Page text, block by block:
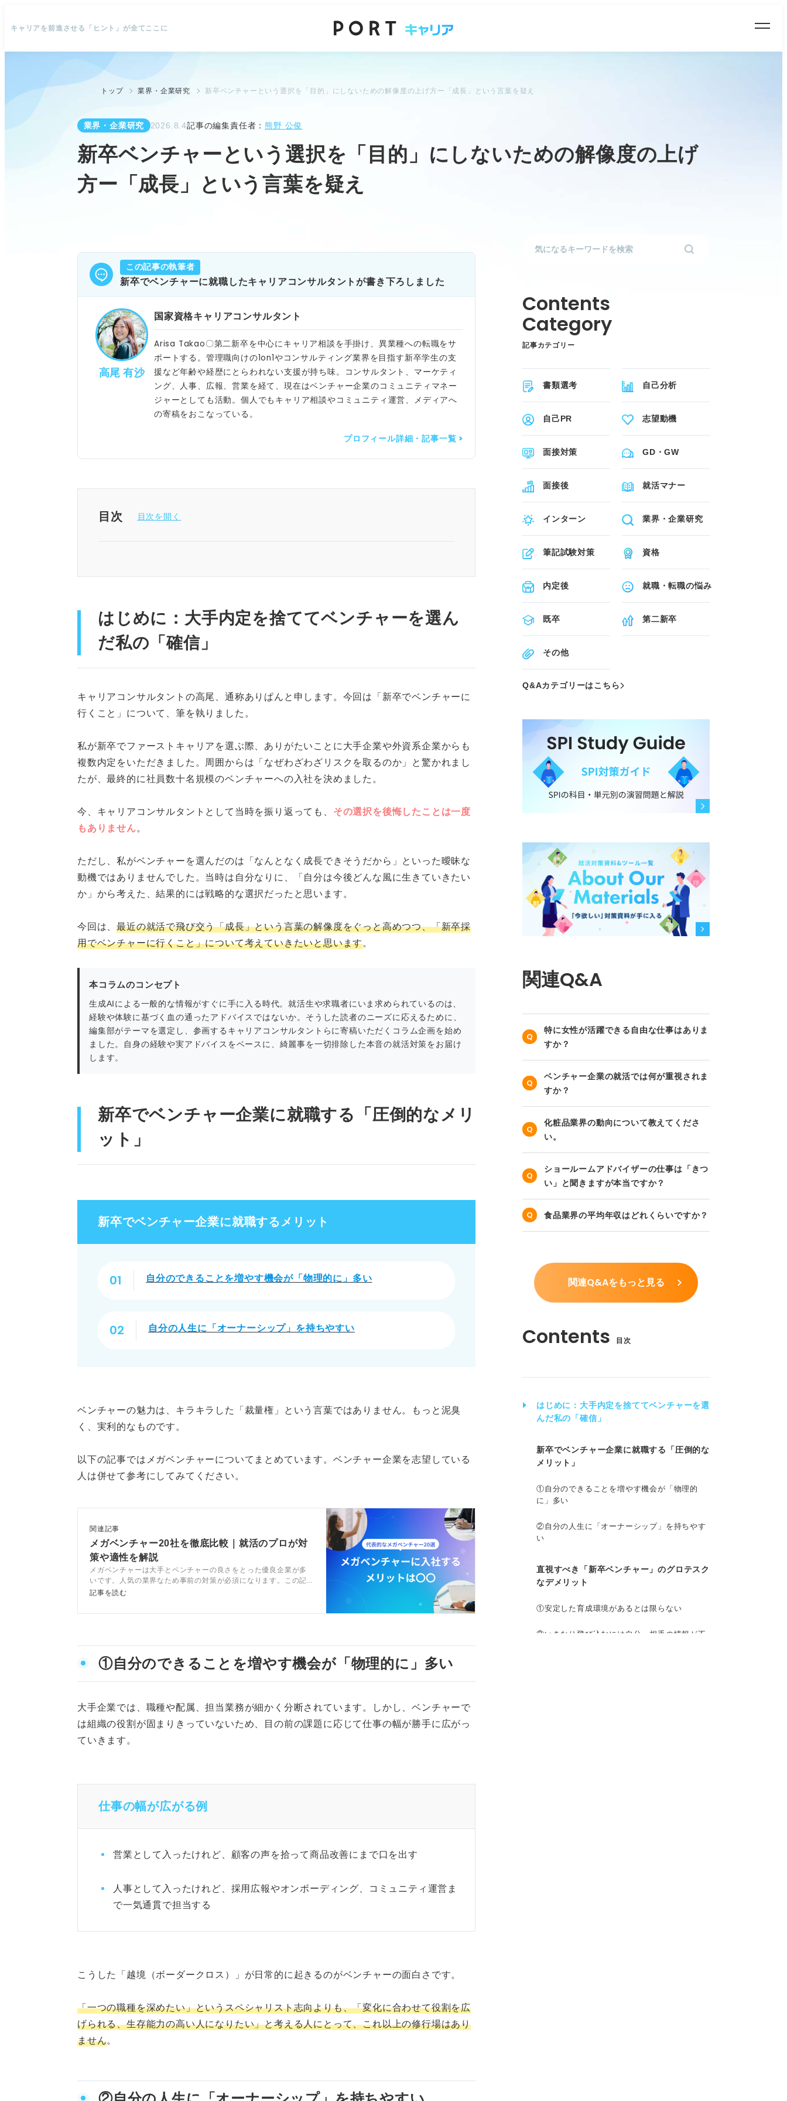
キャリアを前進させる「ヒント」が全てここに
トップ 業界・企業研究 新卒ベンチャーという選択を「目的」にしないための解像度の上げ方ー「成長」という言葉を疑え
業界・企業研究 2026.8.4記事の編集責任者：熊野 公俊
新卒ベンチャーという選択を「目的」にしないための解像度の上げ
方ー「成長」という言葉を疑え
この記事の執筆者
新卒でベンチャーに就職したキャリアコンサルタントが書き下ろしました
高尾 有沙
国家資格キャリアコンサルタント
Arisa Takao〇第二新卒を中心にキャリア相談を手掛け、異業種への転職をサ
ポートする。管理職向けの1on1やコンサルティング業界を目指す新卒学生の支
援など年齢や経歴にとらわれない支援が持ち味。コンサルタント、マーケティ
ング、人事、広報、営業を経て、現在はベンチャー企業のコミュニティマネー
ジャーとしても活動。個人でもキャリア相談やコミュニティ運営、メディアへ
の寄稿をおこなっている。
プロフィール詳細・記事一覧 >
目次
①自分のできることを増やす機会が「物理的に」多い
②自分の人生に「オーナーシップ」を持ちやすい
直視すべき「新卒ベンチャー」のグロテスクなデメリット
①安定した育成環境があるとは限らない
②いきなり飛び込むには自分・相手の情報が不足している
「成長」を解像度高く定義できていますか？
「起業したい＝ベンチャー」は必ずしも正解ではない
ベンチャーに向いている人・向いていない人の境界線
向いていない人：「正解」や「手順」を求める人
最後に：人生の舵を自分で握るということ
はじめに：大手内定を捨ててベンチャーを選ん
だ私の「確信」
キャリアコンサルタントの高尾、通称ありぱんと申します。今回は「新卒でベンチャーに
行くこと」について、筆を執りました。
私が新卒でファーストキャリアを選ぶ際、ありがたいことに大手企業や外資系企業からも
複数内定をいただきました。周囲からは「なぜわざわざリスクを取るのか」と驚かれまし
たが、最終的に社員数十名規模のベンチャーへの入社を決めました。
今、キャリアコンサルタントとして当時を振り返っても、 その選択を後悔したことは一度
もありません。
ただし、私がベンチャーを選んだのは「なんとなく成長できそうだから」といった曖昧な
動機ではありませんでした。当時は自分なりに、「自分は今後どんな風に生きていきたい
か」から考えた、結果的には戦略的な選択だったと思います。
今回は、最近の就活で飛び交う「成長」という言葉の解像度をぐっと高めつつ、「新卒採
用でベンチャーに行くこと」について考えていきたいと思います。
本コラムのコンセプト
生成AIによる一般的な情報がすぐに手に入る時代。就活生や求職者にいま求められているのは、
経験や体験に基づく血の通ったアドバイスではないか。そうした読者のニーズに応えるために、
編集部がテーマを選定し、参画するキャリアコンサルタントらに寄稿いただくコラム企画を始め
ました。自身の経験や実アドバイスをベースに、綺麗事を一切排除した本音の就活対策をお届け
します。
新卒でベンチャー企業に就職する「圧倒的なメリ
ット」
新卒でベンチャー企業に就職するメリット
自分のできることを増やす機会が「物理的に」多い
自分の人生に「オーナーシップ」を持ちやすい
ベンチャーの魅力は、キラキラした「裁量権」という言葉ではありません。もっと泥臭
く、実利的なものです。
以下の記事ではメガベンチャーについてまとめています。ベンチャー企業を志望している
人は併せて参考にしてみてください。
関連記事
メガベンチャー20社を徹底比較｜就活のプロが対
策や適性を解説
メガベンチャーは大手とベンチャーの良さをとった優良企業が多
いです。人気の業界なため事前の対策が必須になります。この記
事では選考を突破するために必要な事をキャリアコンサルタント
記事を読む
①自分のできることを増やす機会が「物理的に」多い
大手企業では、職種や配属、担当業務が細かく分断されています。しかし、ベンチャーで
は組織の役割が固まりきっていないため、目の前の課題に応じて仕事の幅が勝手に広がっ
ていきます。
仕事の幅が広がる例
営業として入ったけれど、顧客の声を拾って商品改善にまで口を出す
人事として入ったけれど、採用広報やオンボーディング、コミュニティ運営ま
で一気通貫で担当する
こうした「越境（ボーダークロス）」が日常的に起きるのがベンチャーの面白さです。
「一つの職種を深めたい」というスペシャリスト志向よりも、「変化に合わせて役割を広
げられる、生存能力の高い人になりたい」と考える人にとって、これ以上の修行場はあり
ません。
記事カテゴリー
書類選考 自己分析
自己PR 志望動機
面接対策 GD・GW
面接後 就活マナー
インターン 業界・企業研究
筆記試験対策 資格
内定後 就職・転職の悩み
既卒 第二新卒
その他
Q&Aカテゴリーはこちら
関連Q&A
特に女性が活躍できる自由な仕事はありま
すか？
ベンチャー企業の就活では何が重視されま
すか？
化粧品業界の動向について教えてくださ
い。
ショールームアドバイザーの仕事は「きつ
い」と聞きますが本当ですか？
食品業界の平均年収はどれくらいですか？
関連Q&Aをもっと見る
目次
はじめに：大手内定を捨ててベンチャーを選
んだ私の「確信」
新卒でベンチャー企業に就職する「圧倒的な
メリット」
①自分のできることを増やす機会が「物理的
に」多い
②自分の人生に「オーナーシップ」を持ちやす
い
直視すべき「新卒ベンチャー」のグロテスク
なデメリット
①安定した育成環境があるとは限らない
②いきなり飛び込むには自分・相手の情報が不